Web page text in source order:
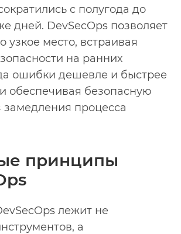
с полугода до
дней. DevSecOps позволяет
узкое место, встраивая
на ранних
ошибки дешевле и быстрее
обеспечивая безопасную
замедления процесса
принципы
лежит не
а